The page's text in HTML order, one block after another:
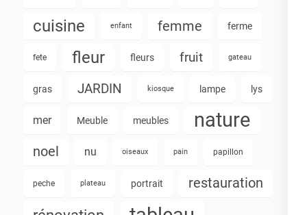
cuisine enfant femme ferme
fete fleur fleurs fruit gateau
gras JARDIN kiosque lampe lys
mer Meuble meubles nature
noel nu oiseaux pain papillon
peche plateau portrait restauration